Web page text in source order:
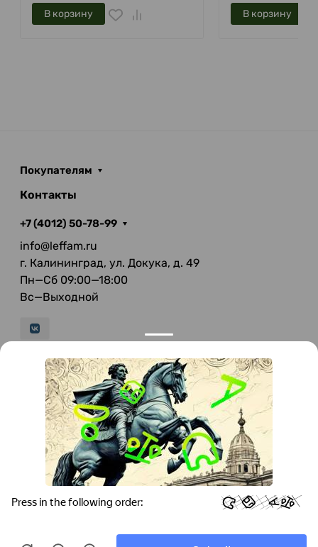
В корзину В корзину
Покупателям
Контакты
+7 (4012) 50-78-99
info@leffam.ru
г. Калининград, ул. Докука, д. 49
Пн—Сб 09:00—18:00
Вс—Выходной
© 2026 LeFFAM — материалы для качественной
мягкой мебели
Получение и обработка персональных данных происходит в
соответствии с Федеральным законом от 27.07.2006 года №152-ФЗ
"О персональных данных", на условиях и для целей, определенных
Политикой конфиденциальности.
Все права защищены. Использование информации с сайта без
разрешения запрещено. Информация, указанная на сайте, не
является публичной офертой.
ООО "Мебель-Холл" ИНН: 3904613126 ОГРН: 1103925020517